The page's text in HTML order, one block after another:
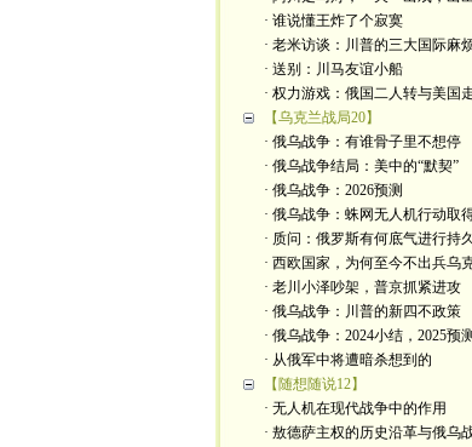
· 谁说懂王炸了个寂寞
· 老米访谈：川普的三大国际麻
· 送别：川马友谊小船
· 权力游戏：俄国二人转与美国
【乌克兰战局20】
· 俄乌战争：有谁骨子里不想停
· 俄乌战争结局：美中的“默契”
· 俄乌战争：2026预测
· 俄乌战争：蛛网无人机行动取
· 质问：俄罗斯有何底气进行持
· 西欧国家，为何至今不出兵乌
· 老川小泽吵架，普京抓紧进攻
· 俄乌战争：川普的新四不政策
· 俄乌战争：2024小结，2025预测
· 从俄军中将遭暗杀想到的
【随想随说12】
· 无人机在现代战争中的作用
· 敖德萨主权的历史沿革与俄乌